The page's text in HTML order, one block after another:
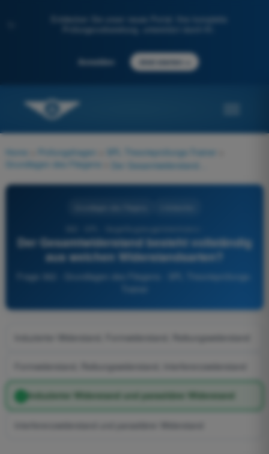
Entdecken Sie unser neues Portal: Ihre komplette
Prüfungsvorbereitung, unterstützt durch KI.
Anmelden Jetzt starten
Home Prüfungsfragen SPL Theorieprüfungs-Trainer
Grundlagen des Fliegens
Der Gesamtwiderstand besteht vollständig
aus welchen Widerstandsarten?
Frage 362 - Grundlagen des Fliegens - SPL Theorieprüfungs-
Induzierter Widerstand und parasitärer Widerstand